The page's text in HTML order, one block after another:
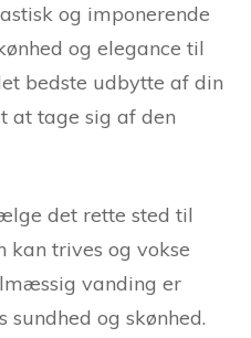
og imponerende
og elegance til
bedste udbytte af din
at tage sig af den
det rette sted til
kan trives og vokse
vanding er
sundhed og skønhed.